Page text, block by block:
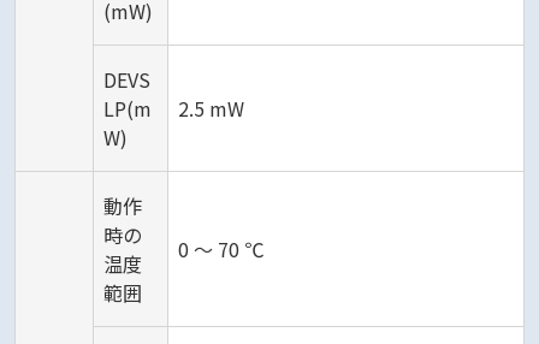
(mW)
DEVS
LP(m
W)
2.5 mW
動作
時の
温度
範囲
0 ～ 70 ℃